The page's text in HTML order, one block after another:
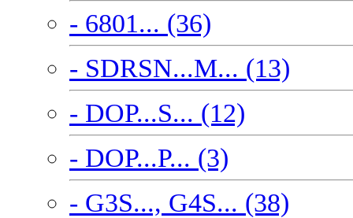
- 6801... (36)
- SDRSN...M... (13)
- DOP...S... (12)
- DOP...P... (3)
- G3S..., G4S... (38)